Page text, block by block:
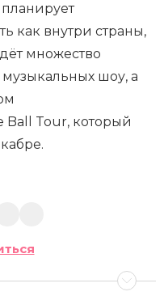
планирует
как внутри страны,
множество
шоу, а
Ball Tour, который